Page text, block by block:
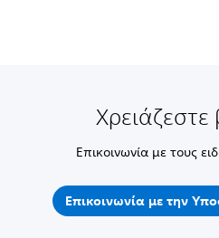
Χρειάζεστε
Επικοινωνία με τους
Επικοινωνία με την